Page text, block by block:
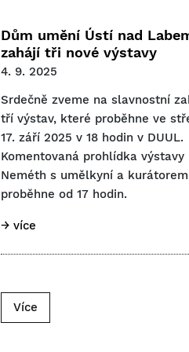
Dům umění Ústí nad
zahájí tři nové výstavy
4. 9. 2025
Srdečně zveme na slavnostní
tří výstav, které proběhne ve
17. září 2025 v 18 hodin v DUUL.
Komentovaná prohlídka výstavy
Neméth s umělkyní a kurátorem
proběhne od 17 hodin.
→ více
Více